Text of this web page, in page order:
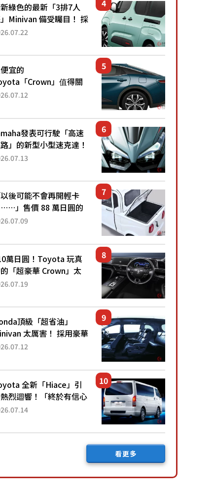
綠色的最新「3排7人
Minivan 備受矚目！ 採
長4.7公尺剛剛好的車
出467萬元日圓起的5
版...
宜的
「Crown」值得關
搭載4WD、每公升
配備豐富、超越售價
，堪稱高CP值代表的
發表可行駛「高速
」的新型小型速克達！
能享受超強勁「渦輪
「Super Sport」車款
同的...
以後可能不會再開輕卡
」售價 88 萬日圓的
迷你輕型貨車」引發兩
公里！」「免驗車真的
了！...
萬日圓！Toyota 玩真
「超豪華 Crown」太
了！採用由「匠人技
化「底盤設定」！還配
屬豪華...
頂級「超省油」
太厲害！ 採用豪華
皮座椅」與專屬「黑色
，兼具優異節能表現與
「三...全新「Hiace」引
烈迴響！「終於有信心
了！」「哪個等級交車
然還要等「超過半年」
看更多